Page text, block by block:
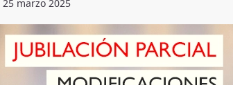
25 marzo 2025